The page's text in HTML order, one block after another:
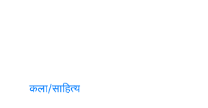
कला/साहित्य